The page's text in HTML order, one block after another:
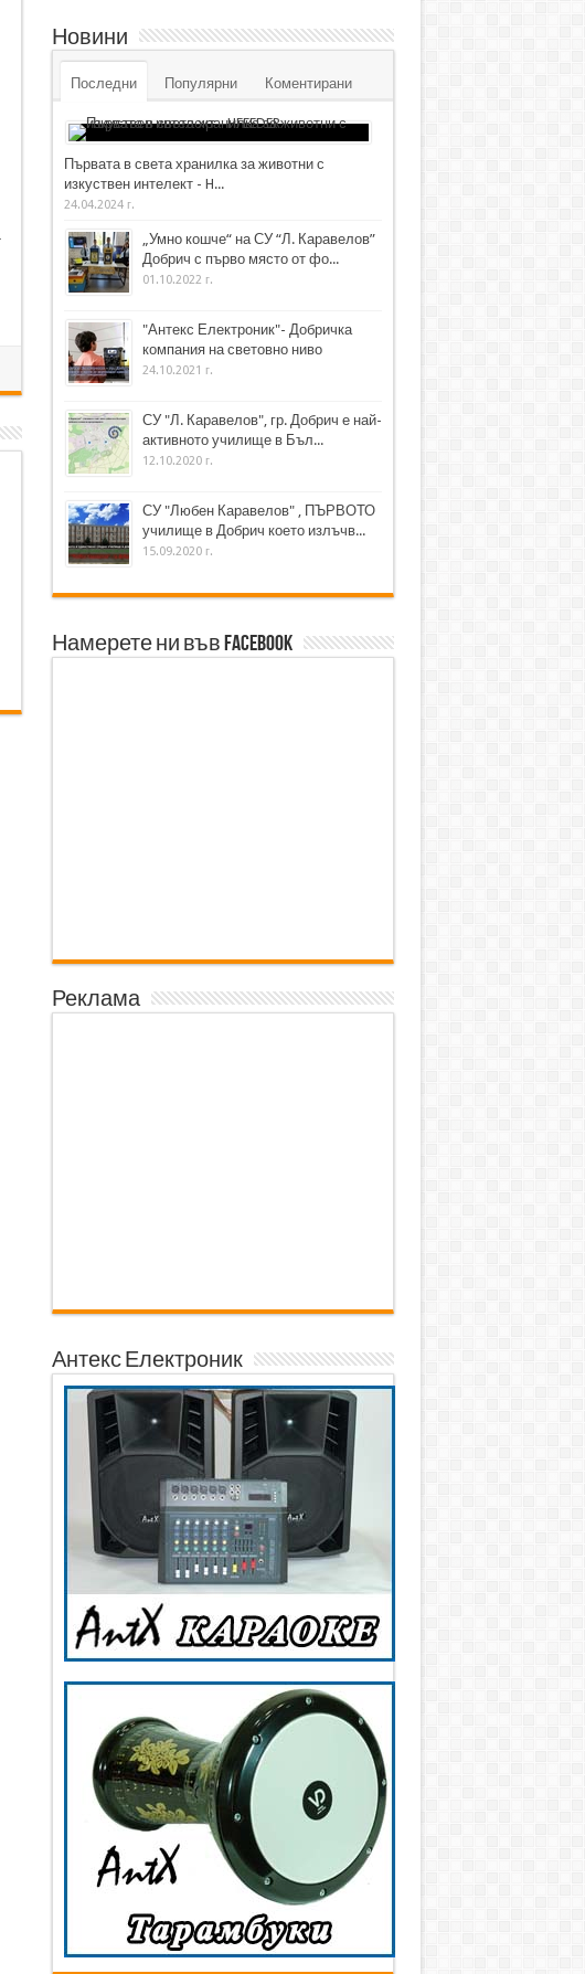
Новини
Последни Популярни Коментирани
Първата в света хранилка за животни с
изкуствен интелект - H...
24.04.2024 г.
„Умно кошче“ на СУ “Л. Каравелов”
Добрич с първо място от фо...
01.10.2022 г.
"Антекс Електроник"- Добричка
компания на световно ниво
24.10.2021 г.
СУ "Л. Каравелов", гр. Добрич е най-
активното училище в Бъл...
12.10.2020 г.
СУ "Любен Каравелов" , ПЪРВОТО
училище в Добрич което излъчв...
15.09.2020 г.
Намерете ни във Facebook
Реклама
Антекс Електроник